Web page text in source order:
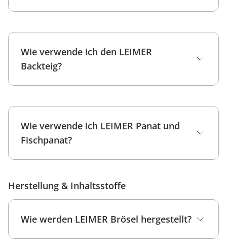
Aussehen: Es sollten keine Verfärbungen,
sein.
hier
Mutschelmehl
Wie verwende ich den LEIMER
Backteig?
LEIMER Backteig
Wie verwende ich LEIMER Panat und
Fischpanat?
Herstellung & Inhaltsstoffe
Wie werden LEIMER Brösel hergestellt?